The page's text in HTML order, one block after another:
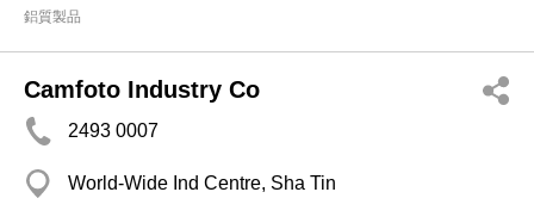
鋁質製品
Camfoto Industry Co
2493 0007
World-Wide Ind Centre, Sha Tin